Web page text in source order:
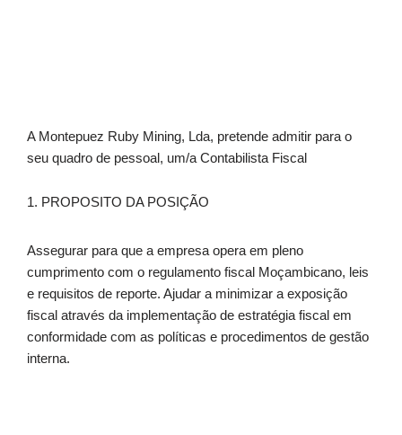
A Montepuez Ruby Mining, Lda, pretende admitir para o
seu quadro de pessoal, um/a Contabilista Fiscal
1. PROPOSITO DA POSIÇÃO
Assegurar para que a empresa opera em pleno
cumprimento com o regulamento fiscal Moçambicano, leis
e requisitos de reporte. Ajudar a minimizar a exposição
fiscal através da implementação de estratégia fiscal em
conformidade com as políticas e procedimentos de gestão
interna.